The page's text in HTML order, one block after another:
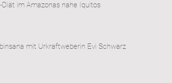
im Amazonas nahe Iquitos
mit Urkraftweberin Evi Schwarz